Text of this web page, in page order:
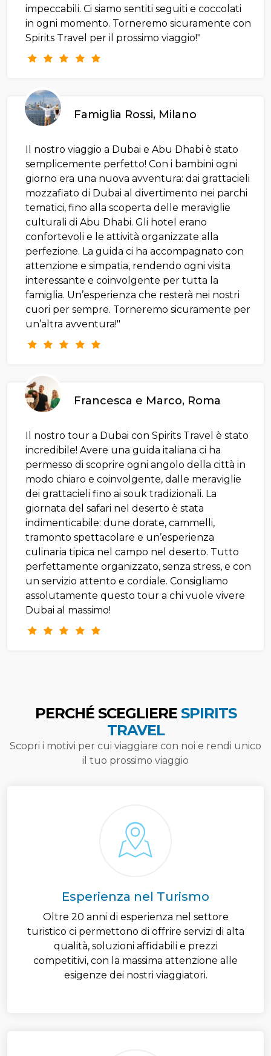
impeccabili. Ci siamo sentiti seguiti e coccolati
in ogni momento. Torneremo sicuramente con
Spirits Travel per il prossimo viaggio!"
Famiglia Rossi, Milano
Il nostro viaggio a Dubai e Abu Dhabi è stato
semplicemente perfetto! Con i bambini ogni
giorno era una nuova avventura: dai grattacieli
mozzafiato di Dubai al divertimento nei parchi
tematici, fino alla scoperta delle meraviglie
culturali di Abu Dhabi. Gli hotel erano
confortevoli e le attività organizzate alla
perfezione. La guida ci ha accompagnato con
attenzione e simpatia, rendendo ogni visita
interessante e coinvolgente per tutta la
famiglia. Un’esperienza che resterà nei nostri
cuori per sempre. Torneremo sicuramente per
un’altra avventura!"
Francesca e Marco, Roma
Il nostro tour a Dubai con Spirits Travel è stato
incredibile! Avere una guida italiana ci ha
permesso di scoprire ogni angolo della città in
modo chiaro e coinvolgente, dalle meraviglie
dei grattacieli fino ai souk tradizionali. La
giornata del safari nel deserto è stata
indimenticabile: dune dorate, cammelli,
tramonto spettacolare e un’esperienza
culinaria tipica nel campo nel deserto. Tutto
perfettamente organizzato, senza stress, e con
un servizio attento e cordiale. Consigliamo
assolutamente questo tour a chi vuole vivere
Dubai al massimo!
PERCHÉ SCEGLIERE SPIRITS
TRAVEL
Scopri i motivi per cui viaggiare con noi e rendi unico
il tuo prossimo viaggio
Esperienza nel Turismo
Oltre 20 anni di esperienza nel settore
turistico ci permettono di offrire servizi di alta
qualità, soluzioni affidabili e prezzi
competitivi, con la massima attenzione alle
esigenze dei nostri viaggiatori.